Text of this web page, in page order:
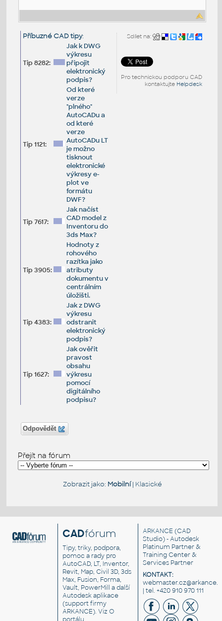
Sdílet na:
Pro technickou podporu CAD
kontaktujte Helpdesk
Příbuzné CAD tipy:
Tip 8282:
Jak k DWG
výkresu
připojit
elektronický
podpis?
Tip 1121:
Od které
verze
"plného"
AutoCADu a
od které
verze
AutoCADu LT
je možno
tisknout
elektronické
výkresy e-
plot ve
formátu
DWF?
Tip 7617:
Jak načíst
CAD model z
Inventoru do
3ds Max?
Tip 3905:
Hodnoty z
rohového
razítka jako
atributy
dokumentu v
centrálním
úložišti.
Tip 4383:
Jak z DWG
výkresu
odstranit
elektronický
podpis?
Tip 1627:
Jak ověřit
pravost
obsahu
výkresu
pomocí
digitálního
podpisu?
Odpovědět
Přejít na fórum
Zobrazit jako: Mobilní| Klasické
CADfórum
Tipy, triky, podpora,
pomoc a rady pro
AutoCAD, LT, Inventor,
Revit, Map, Civil 3D, 3ds
Max, Fusion, Forma,
Vault, PowerMill a další
Autodesk aplikace
(support firmy
ARKANCE). VizO
portálu
ARKANCE (CAD
Studio) - Autodesk
Platinum Partner &
Training Center &
Services Partner
KONTAKT:
| tel. +420 910 970 111